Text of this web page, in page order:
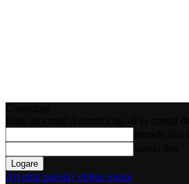
Ați uitat parola? obține ajutor